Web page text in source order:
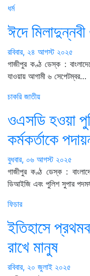
ধর্ম
ঈদে
রবিবার, ২৪ আগস্ট ২০২৫
গাজীপুর কণ্ঠ ডেস্ক :
যাওয়ায় আগামী ৬ সেপেটম্বর…
চাকরি জাতীয়
ওএসডি হওয়া
কর্মকর্তাকে
বুধবার, ০৬ আগস্ট ২০২৫
গাজীপুর কণ্ঠ ডেস্ক :
ডিআইজি এবং পুলিশ সুপার
ফিচার
ইতিহাসে
রাখে মানুষ
রবিবার, ২০ জুলাই ২০২৫